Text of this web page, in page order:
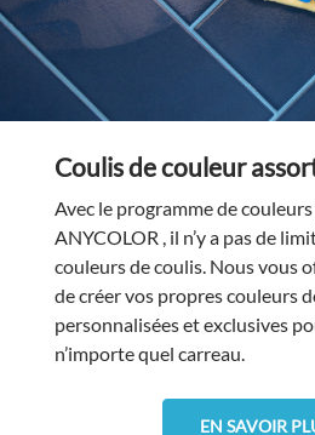
Coulis de couleur
Avec le programme de
ANYCOLOR , il n’y a pas de
couleurs de coulis. Nous vous
de créer vos propres couleurs
personnalisées et exclusives
n’importe quel carreau.
EN SAVOIR